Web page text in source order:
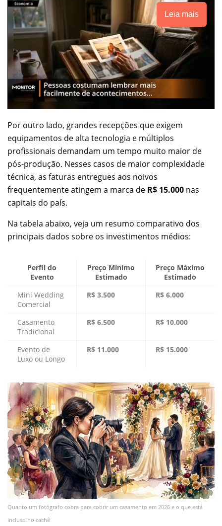
Leia mais
Por outro lado, grandes recepções que exigem
equipamentos de alta tecnologia e múltiplos
profissionais demandam um tempo muito maior de
pós-produção. Nesses casos de maior complexidade
técnica, as faturas entregues aos noivos
frequentemente atingem a marca de R$ 15.000 nas
capitais do país.
Na tabela abaixo, veja um resumo comparativo dos
principais dados sobre os investimentos médios:
Perfil do
Evento
Preço Mínimo
Estimado
Preço Máximo
Estimado
Mini Wedding
Comercial
R$ 3.500 R$ 6.000
Casamento
Tradicional
R$ 6.500 R$ 10.000
Evento de
Luxo ou Longo
R$ 11.000 R$ 15.000
Quanto um fotógrafo cobra para cobrir um casamento em 2026 e o que está
incluso no cachê